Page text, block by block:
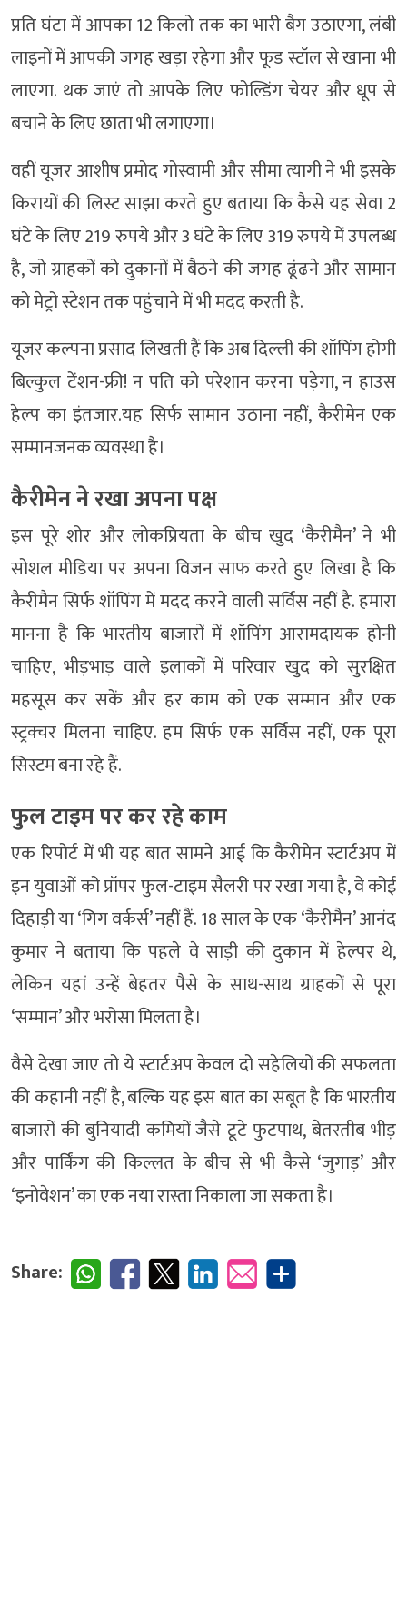
प्रति घंटा में आपका 12 किलो तक का भारी बैग उठाएगा, लंबी
लाइनों में आपकी जगह खड़ा रहेगा और फूड स्टॉल से खाना भी
लाएगा. थक जाएं तो आपके लिए फोल्डिंग चेयर और धूप से
बचाने के लिए छाता भी लगाएगा।
वहीं यूजर आशीष प्रमोद गोस्वामी और सीमा त्यागी ने भी इसके
किरायों की लिस्ट साझा करते हुए बताया कि कैसे यह सेवा 2
घंटे के लिए 219 रुपये और 3 घंटे के लिए 319 रुपये में उपलब्ध
है, जो ग्राहकों को दुकानों में बैठने की जगह ढूंढने और सामान
को मेट्रो स्टेशन तक पहुंचाने में भी मदद करती है.
यूजर कल्पना प्रसाद लिखती हैं कि अब दिल्ली की शॉपिंग होगी
बिल्कुल टेंशन-फ्री! न पति को परेशान करना पड़ेगा, न हाउस
हेल्प का इंतजार.यह सिर्फ सामान उठाना नहीं, कैरीमेन एक
सम्मानजनक व्यवस्था है।
कैरीमेन ने रखा अपना पक्ष
इस पूरे शोर और लोकप्रियता के बीच खुद ‘कैरीमैन’ ने भी
सोशल मीडिया पर अपना विजन साफ करते हुए लिखा है कि
कैरीमैन सिर्फ शॉपिंग में मदद करने वाली सर्विस नहीं है. हमारा
मानना है कि भारतीय बाजारों में शॉपिंग आरामदायक होनी
चाहिए, भीड़भाड़ वाले इलाकों में परिवार खुद को सुरक्षित
महसूस कर सकें और हर काम को एक सम्मान और एक
स्ट्रक्चर मिलना चाहिए. हम सिर्फ एक सर्विस नहीं, एक पूरा
सिस्टम बना रहे हैं.
फुल टाइम पर कर रहे काम
एक रिपोर्ट में भी यह बात सामने आई कि कैरीमेन स्टार्टअप में
इन युवाओं को प्रॉपर फुल-टाइम सैलरी पर रखा गया है, वे कोई
दिहाड़ी या ‘गिग वर्कर्स’ नहीं हैं. 18 साल के एक ‘कैरीमैन’ आनंद
कुमार ने बताया कि पहले वे साड़ी की दुकान में हेल्पर थे,
लेकिन यहां उन्हें बेहतर पैसे के साथ-साथ ग्राहकों से पूरा
‘सम्मान’ और भरोसा मिलता है।
वैसे देखा जाए तो ये स्टार्टअप केवल दो सहेलियों की सफलता
की कहानी नहीं है, बल्कि यह इस बात का सबूत है कि भारतीय
बाजारों की बुनियादी कमियों जैसे टूटे फुटपाथ, बेतरतीब भीड़
और पार्किंग की किल्लत के बीच से भी कैसे ‘जुगाड़’ और
‘इनोवेशन’ का एक नया रास्ता निकाला जा सकता है।
Share: